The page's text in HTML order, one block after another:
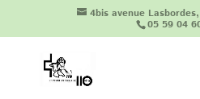
4bis avenue
05 59 04